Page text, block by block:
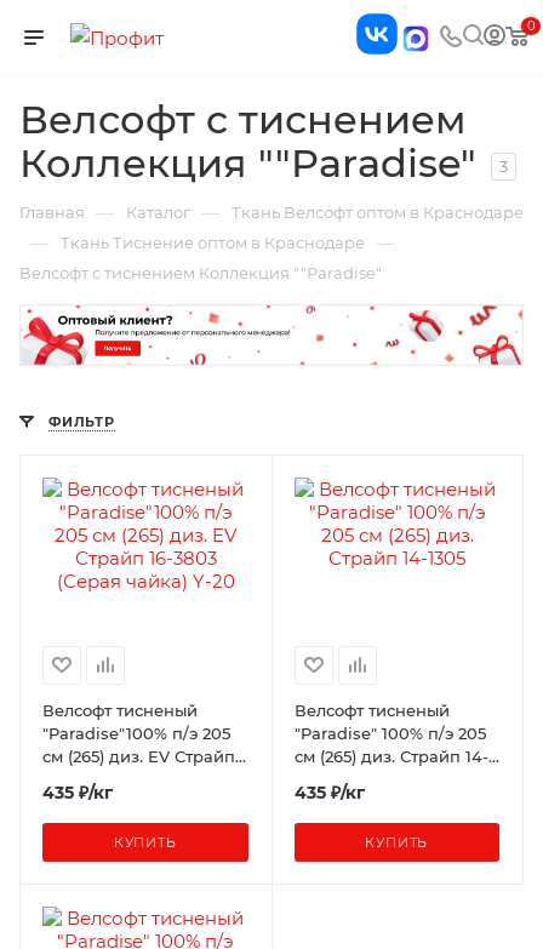
0
Велсофт c тиснением
Коллекция ""Paradise"
3
Главная — Каталог — Ткань Велсофт оптом в Краснодаре
— Ткань Тиснение оптом в Краснодаре —
Велсофт c тиснением Коллекция ""Paradise"
ФИЛЬТР
Велсофт тисненый
"Paradise"100% п/э 205
см (265) диз. EV Страйп
16-3803 (Серая чайка) Y-
20
435 ₽/кг
КУПИТЬ
Велсофт тисненый
"Paradise" 100% п/э 205
см (265) диз. Страйп 14-
435 ₽/кг
КУПИТЬ